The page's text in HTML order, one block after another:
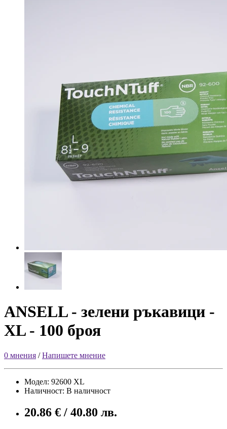
ANSELL - зелени ръкавици -
XL - 100 броя
0 мнения /Напишете мнение
Модел: 92600 XL
Наличност: В наличност
20.86 € / 40.80 лв.